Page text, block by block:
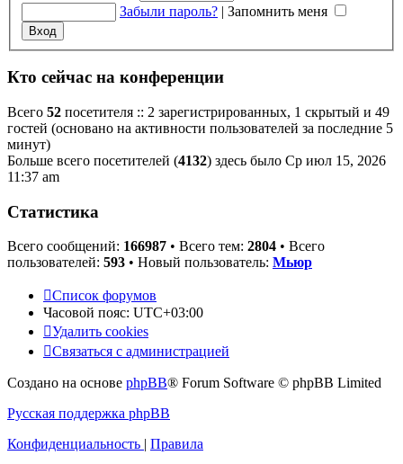
Забыли пароль? | Запомнить меня
Кто сейчас на конференции
Всего 52 посетителя :: 2 зарегистрированных, 1 скрытый и 49
гостей (основано на активности пользователей за последние 5
минут)
Больше всего посетителей (4132) здесь было Ср июл 15, 2026
11:37 am
Статистика
Всего сообщений: 166987 • Всего тем: 2804 • Всего
пользователей: 593 • Новый пользователь: Мьюр
Список форумов
Часовой пояс: UTC+03:00
Удалить cookies
Связаться с администрацией
Создано на основе phpBB® Forum Software © phpBB Limited
Русская поддержка phpBB
Конфиденциальность | Правила